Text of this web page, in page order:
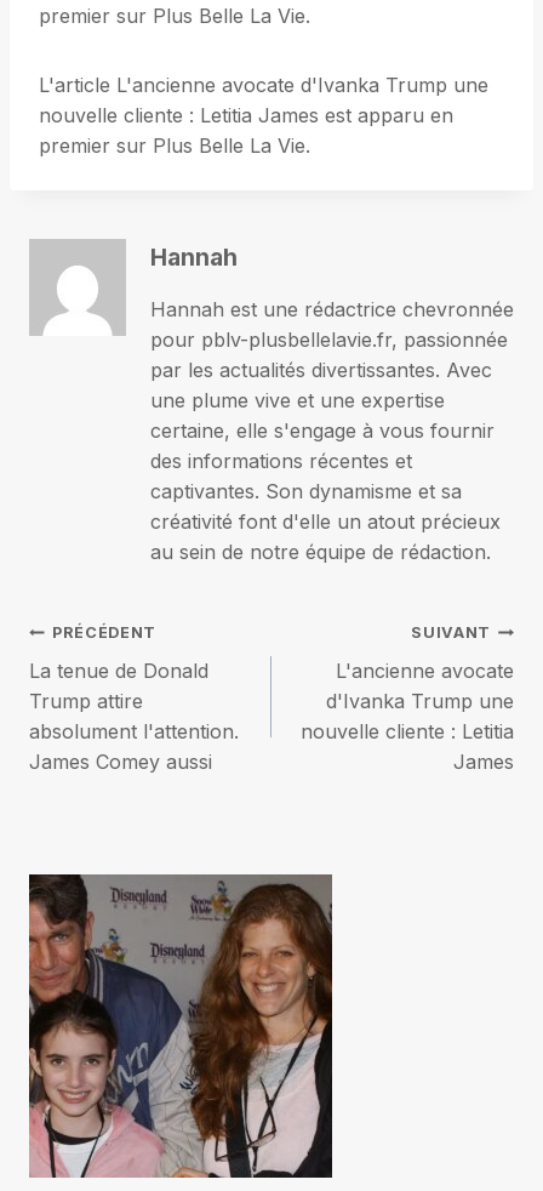
premier sur Plus Belle La Vie.
L'article L'ancienne avocate d'Ivanka Trump une
nouvelle cliente : Letitia James est apparu en
premier sur Plus Belle La Vie.
Hannah
Hannah est une rédactrice chevronnée
pour pblv-plusbellelavie.fr, passionnée
par les actualités divertissantes. Avec
une plume vive et une expertise
certaine, elle s'engage à vous fournir
des informations récentes et
captivantes. Son dynamisme et sa
créativité font d'elle un atout précieux
au sein de notre équipe de rédaction.
Navigation
de
l’article
PRÉCÉDENT
La tenue de Donald
Trump attire
absolument l'attention.
James Comey aussi
SUIVANT
L'ancienne avocate
d'Ivanka Trump une
nouvelle cliente : Letitia
James